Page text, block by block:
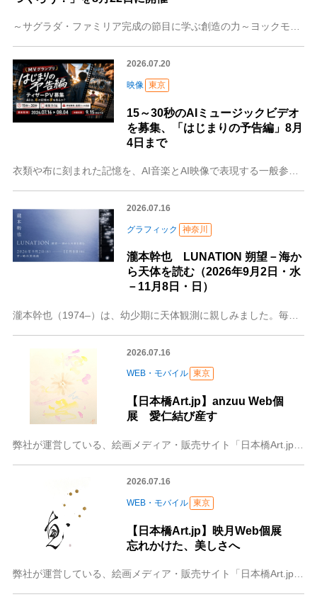
～サグラダ・ファミリア完成の節目に学ぶ創造の力～ヨックモックミュージアム（東京都港区、館長：藤縄洋子）では、「感じる力」と「つくる力」を育むオリジナルワークショ
2026.07.20
映像 東京
15～30秒のAIミュージックビデオ
を募集、「はじまりの予告編」8月
4日まで
2026.07.16
グラフィック 神奈川
瀧本幹也 LUNATION 朔望－海か
ら天体を読む（2026年9月2日・水
－11月8日・日）
瀧本幹也（1974–）は、幼少期に天体観測に親しみました。毎夜星空を仰ぎながら、宇宙と自分とがひとつながりであるという感覚を育み、11歳のときには望遠鏡にカメラ
2026.07.16
WEB・モバイル 東京
【日本橋Art.jp】anzuu Web個
展 愛仁結び産す
弊社が運営している、絵画メディア・販売サイト「日本橋Art.jp」では7月16日～7月31日の期間、anzuu Web個展 愛仁結び産すを開催いたします。ぜひ展
2026.07.16
WEB・モバイル 東京
【日本橋Art.jp】映月Web個展
忘れかけた、美しさへ
弊社が運営している、絵画メディア・販売サイト「日本橋Art.jp」では7月16日～7月31日の期間、映月Web個展 忘れかけた、美しさへを開催いたします。ぜひ展